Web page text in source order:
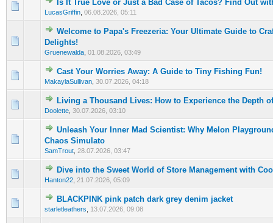
Is It True Love or Just a Bad Case of Tacos? Find Out
LucasGriffin 06.08.2026, 05:11
0 Bewertung(en) - 0 von 5 durchschnittlich
123 45
Welcome to Papa's Freezeria: Your Ultimate Guide to
Delights!
Gruenewalda 01.08.2026, 03:49
0 Bewertung(en) - 0 von 5 durchschnittlich
Cast Your Worries Away: A Guide to Tiny Fishing Fun!
MakaylaSullivan 30.07.2026, 04:18
0 Bewertung(en) - 0 von 5 durchschnittlich
12345
Living a Thousand Lives: How to Experience the Depth
Doolette 30.07.2026, 03:10
0 Bewertung(en) - 0 von 5 durchschnittlich
1 2345
Unleash Your Inner Mad Scientist: Why Melon
Chaos Simulato
SamTrout 28.07.2026, 03:47
0 Bewertung(en) - 0 von 5 durchschnittlich
Dive into the Sweet World of Store Management with
Hanton22 21.07.2026, 05:09
0 Bewertung(en) - 0 von 5 durchschnittlich
1 2345
BLACKPINK pink patch dark grey denim jacket
starletleathers 13.07.2026, 09:08
0 Bewertung(en) - 0 von 5 durchschnittlich
1234 5